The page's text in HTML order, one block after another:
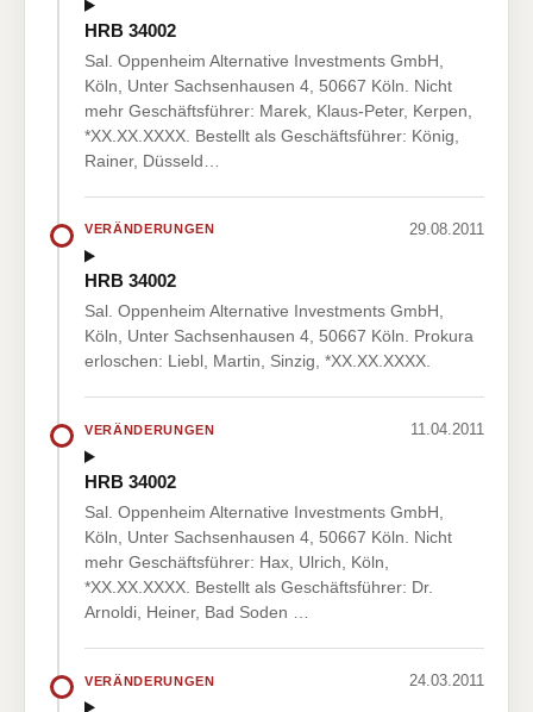
HRB 34002
Sal. Oppenheim Alternative Investments GmbH,
Köln, Unter Sachsenhausen 4, 50667 Köln. Nicht
mehr Geschäftsführer: Marek, Klaus-Peter, Kerpen,
*XX.XX.XXXX. Bestellt als Geschäftsführer: König,
Rainer, Düsseld…
VERÄNDERUNGEN 29.08.2011
HRB 34002
Sal. Oppenheim Alternative Investments GmbH,
Köln, Unter Sachsenhausen 4, 50667 Köln. Prokura
erloschen: Liebl, Martin, Sinzig, *XX.XX.XXXX.
VERÄNDERUNGEN 11.04.2011
HRB 34002
Sal. Oppenheim Alternative Investments GmbH,
Köln, Unter Sachsenhausen 4, 50667 Köln. Nicht
mehr Geschäftsführer: Hax, Ulrich, Köln,
*XX.XX.XXXX. Bestellt als Geschäftsführer: Dr.
Arnoldi, Heiner, Bad Soden …
VERÄNDERUNGEN 24.03.2011